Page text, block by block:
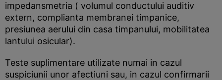
impedansmetria ( volumul conductului auditiv
extern, complianta membranei timpanice,
presiunea aerului din casa timpanului, mobilitatea
lantului osicular).
Teste suplimentare utilizate numai in cazul
suspiciunii unor afectiuni sau, in cazul confirmarii